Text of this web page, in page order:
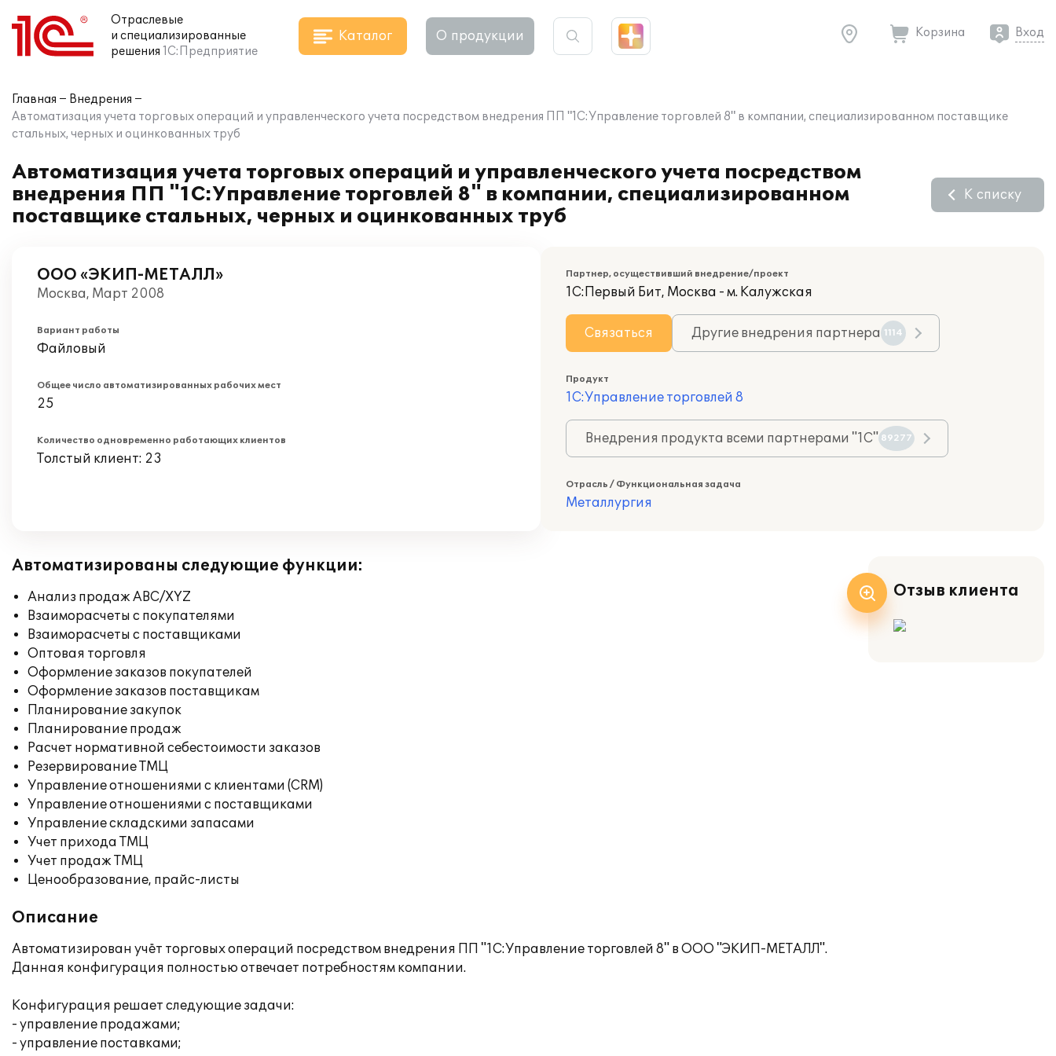
Отраслевые
и специализированные
решения 1С:Предприятие
Каталог О продукции Корзина Вход
Главная
Внедрения
Автоматизация учета торговых операций и управленческого учета посредством внедрения ПП "1С:Управление торговлей 8" в компании, специализированном поставщике
стальных, черных и оцинкованных труб
Автоматизация учета торговых операций и управленческого учета посредством
внедрения ПП "1С:Управление торговлей 8" в компании, специализированном
поставщике стальных, черных и оцинкованных труб
К списку
ООО «ЭКИП-МЕТАЛЛ»
Москва, Март 2008
Вариант работы
Файловый
Общее число автоматизированных рабочих мест
25
Количество одновременно работающих клиентов
Толстый клиент: 23
Партнер, осуществивший внедрение/проект
1С:Первый Бит, Москва - м. Калужская
Связаться Другие внедрения партнера 1114
Продукт
1С:Управление торговлей 8
Внедрения продукта всеми партнерами "1С" 89277
Отрасль / Функциональная задача
Металлургия
Автоматизированы следующие функции:
Анализ продаж ABC/XYZ
Взаиморасчеты с покупателями
Взаиморасчеты с поставщиками
Оптовая торговля
Оформление заказов покупателей
Оформление заказов поставщикам
Планирование закупок
Планирование продаж
Расчет нормативной себестоимости заказов
Резервирование ТМЦ
Управление отношениями с клиентами (CRM)
Управление отношениями с поставщиками
Управление складскими запасами
Учет прихода ТМЦ
Учет продаж ТМЦ
Ценообразование, прайс-листы
Описание
Автоматизирован учёт торговых операций посредством внедрения ПП "1С:Управление торговлей 8" в ООО "ЭКИП-МЕТАЛЛ".
Данная конфигурация полностью отвечает потребностям компании.
Конфигурация решает следующие задачи:
- управление продажами;
- управление поставками;
Отзыв клиента